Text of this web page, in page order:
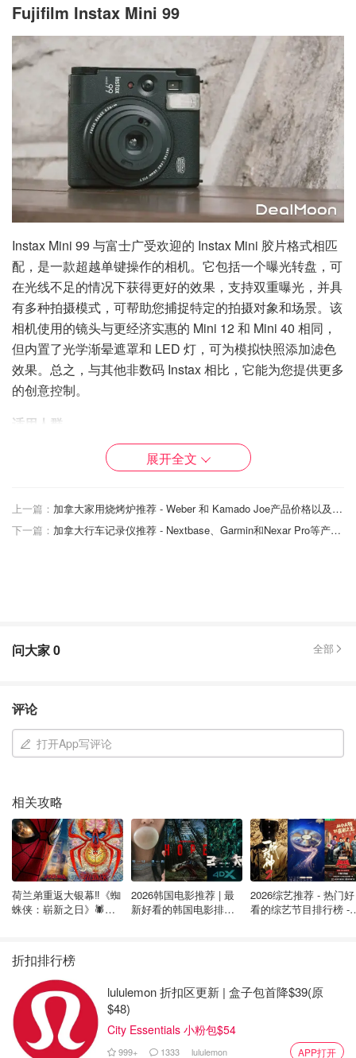
Fujifilm Instax Mini 99
Instax Mini 99 与富士广受欢迎的 Instax Mini 胶片格式相匹
配，是一款超越单键操作的相机。它包括一个曝光转盘，可
在光线不足的情况下获得更好的效果，支持双重曝光，并具
有多种拍摄模式，可帮助您捕捉特定的拍摄对象和场景。该
相机使用的镜头与更经济实惠的 Mini 12 和 Mini 40 相同，
但内置了光学渐晕遮罩和 LED 灯，可为模拟快照添加滤色
效果。总之，与其他非数码 Instax 相比，它能为您提供更多
的创意控制。
适用人群
想要使用纯模拟相机拍摄即时照片的摄影爱好者应该将迷你
99 放在首选位置，因为它可以调整快门时间和曝光值。
产品优缺点：
曝光补偿可使照片变亮或变暗
三个对焦区
不支持相机内充电
没有自拍镜
暗淡的塑料光学镜片需要在室内使用闪光灯
价格：
$199.95
展开全文
上一篇：
加拿大家用烧烤炉推荐 - Weber 和 Kamado Joe产品价格以及性能盘点！
下一篇：
加拿大行车记录仪推荐 - Nextbase、Garmin和Nexar Pro等产品性能盘点！
问大家0 全部
评论
打开App写评论
相关攻略
荷兰弟重返大银幕‼️《蜘
蛛侠：崭新之日》🕷️北
2026韩国电影推荐 | 最
新好看的韩国电影排行
2026综艺推荐 - 热门好
看的综艺节目排行榜 -
折扣排行榜
lululemon 折扣区更新 | 盒子包首降$39(原
$48)
City Essentials 小粉包$54
999+ 1333 lululemon APP打开